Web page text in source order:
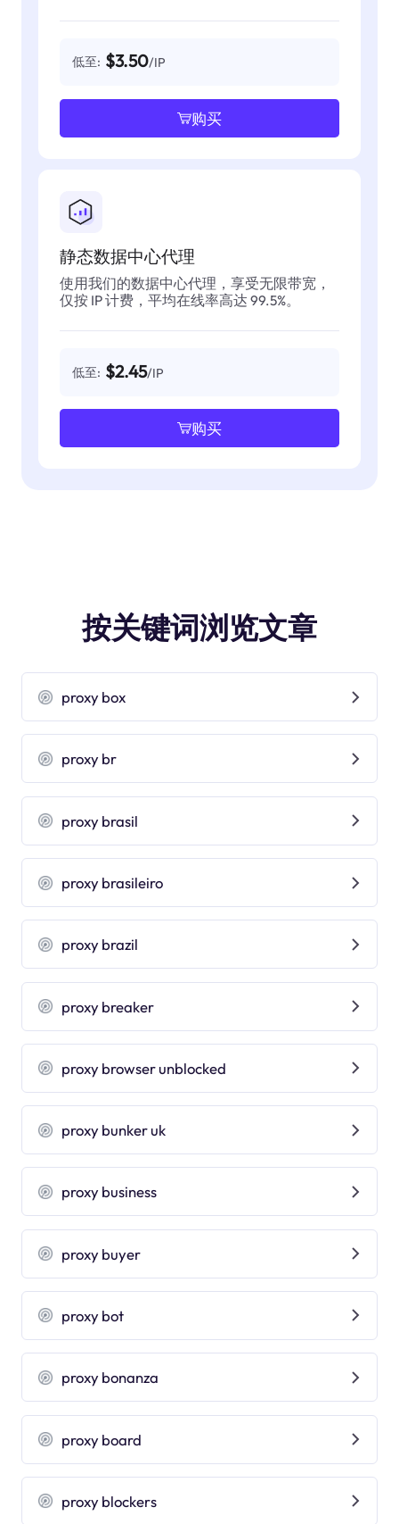
低至: $3.50/IP
购买
静态数据中心代理
使用我们的数据中心代理，享受无限带宽，
仅按 IP 计费，平均在线率高达 99.5%。
低至: $2.45/IP
购买
按关键词浏览文章
proxy box
proxy br
proxy brasil
proxy brasileiro
proxy brazil
proxy breaker
proxy browser unblocked
proxy bunker uk
proxy business
proxy buyer
proxy bot
proxy bonanza
proxy board
proxy blockers